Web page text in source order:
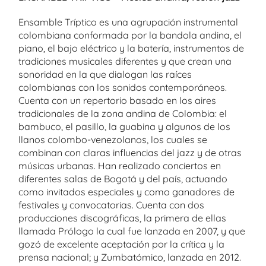
Ensamble Tríptico es una agrupación instrumental
colombiana conformada por la bandola andina, el
piano, el bajo eléctrico y la batería, instrumentos de
tradiciones musicales diferentes y que crean una
sonoridad en la que dialogan las raíces
colombianas con los sonidos contemporáneos.
Cuenta con un repertorio basado en los aires
tradicionales de la zona andina de Colombia: el
bambuco, el pasillo, la guabina y algunos de los
llanos colombo-venezolanos, los cuales se
combinan con claras influencias del jazz y de otras
músicas urbanas. Han realizado conciertos en
diferentes salas de Bogotá y del país, actuando
como invitados especiales y como ganadores de
festivales y convocatorias. Cuenta con dos
producciones discográficas, la primera de ellas
llamada Prólogo la cual fue lanzada en 2007, y que
gozó de excelente aceptación por la crítica y la
prensa nacional; y Zumbatómico, lanzada en 2012.